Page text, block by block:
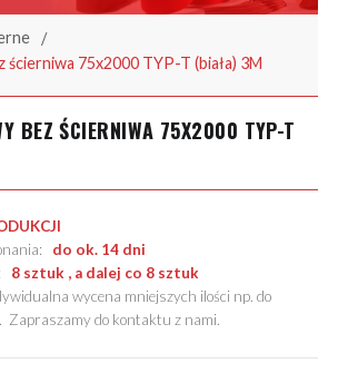
ścierniwa 75x2000 TYP-T (biała) 3M
BEZ ŚCIERNIWA 75X2000 TYP-T
do ok. 14 dni
8 sztuk , a dalej co 8 sztuk
wycena mniejszych ilości np. do
Zapraszamy do kontaktu z nami.